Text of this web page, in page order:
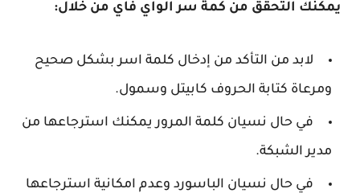
يمكنك التحقق من كمة سر الواي فاي من خلال:
لابد من التأكد من إدخال كلمة اسر بشكل صحيح
ومرعاة كتابة الحروف كابيتل وسمول.
في حال نسيان كلمة المرور يمكنك استرجاعها من
مدير الشبكة.
في حال نسيان الباسورد وعدم امكانية استرجاعها